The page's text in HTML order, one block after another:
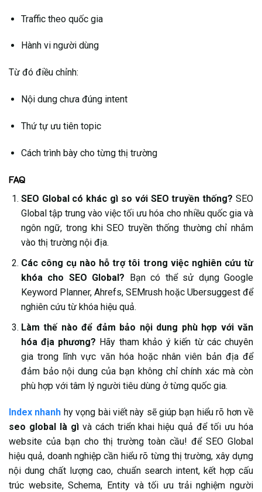
Traffic theo quốc gia
Hành vi người dùng
Từ đó điều chỉnh:
Nội dung chưa đúng intent
Thứ tự ưu tiên topic
Cách trình bày cho từng thị trường
FAQ
SEO Global có khác gì so với SEO truyền thống? SEO
Global tập trung vào việc tối ưu hóa cho nhiều quốc gia và
ngôn ngữ, trong khi SEO truyền thống thường chỉ nhắm
vào thị trường nội địa.
Các công cụ nào hỗ trợ tôi trong việc nghiên cứu từ
khóa cho SEO Global? Bạn có thể sử dụng Google
Keyword Planner, Ahrefs, SEMrush hoặc Ubersuggest để
nghiên cứu từ khóa hiệu quả.
Làm thế nào để đảm bảo nội dung phù hợp với văn
hóa địa phương? Hãy tham khảo ý kiến từ các chuyên
gia trong lĩnh vực văn hóa hoặc nhân viên bản địa để
đảm bảo nội dung của bạn không chỉ chính xác mà còn
phù hợp với tâm lý người tiêu dùng ở từng quốc gia.
Index nhanh hy vọng bài viết này sẽ giúp bạn hiểu rõ hơn về
seo global là gìvà cách triển khai hiệu quả để tối ưu hóa
website của bạn cho thị trường toàn cầu! để SEO Global
hiệu quả, doanh nghiệp cần hiểu rõ từng thị trường, xây dựng
nội dung chất lượng cao, chuẩn search intent, kết hợp cấu
trúc website, Schema, Entity và tối ưu trải nghiệm người